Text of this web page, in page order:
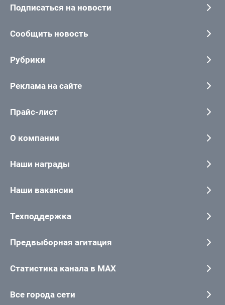
Подписаться на новости
Сообщить новость
Рубрики
Реклама на сайте
Прайс-лист
О компании
Наши награды
Наши вакансии
Техподдержка
Предвыборная агитация
Статистика канала в MAX
Все города сети